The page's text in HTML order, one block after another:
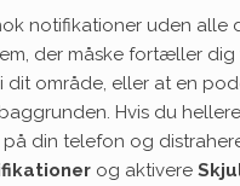
notifikationer uden alle
der måske fortæller dig
dit område, eller at en
Hvis du
på din telefon og
og aktivere